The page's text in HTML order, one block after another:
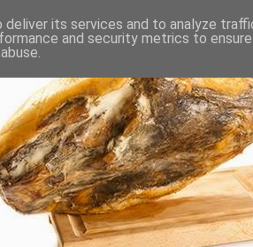
its services and to analyze
and security metrics to